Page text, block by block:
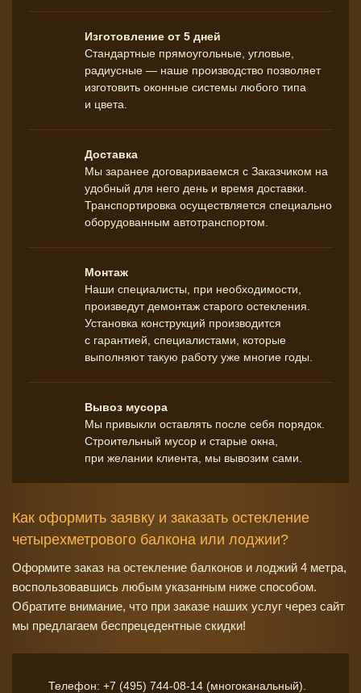
Изготовление от 5 дней
Стандартные прямоугольные, угловые,
радиусные — наше производство позволяет
изготовить оконные системы любого типа
и цвета.
Доставка
Мы заранее договариваемся с Заказчиком на
удобный для него день и время доставки.
Транспортировка осуществляется специально
оборудованным автотранспортом.
Монтаж
Наши специалисты, при необходимости,
произведут демонтаж старого остекления.
Установка конструкций производится
с гарантией, специалистами, которые
выполняют такую работу уже многие годы.
Вывоз мусора
Мы привыкли оставлять после себя порядок.
Строительный мусор и старые окна,
при желании клиента, мы вывозим сами.
Как оформить заявку и заказать остекление
четырехметрового балкона или лоджии?
Оформите заказ на остекление балконов и лоджий 4 метра,
воспользовавшись любым указанным ниже способом.
Обратите внимание, что при заказе наших услуг через сайт
мы предлагаем беспрецедентные скидки!
Телефон: +7 (495) 744-08-14 (многоканальный).